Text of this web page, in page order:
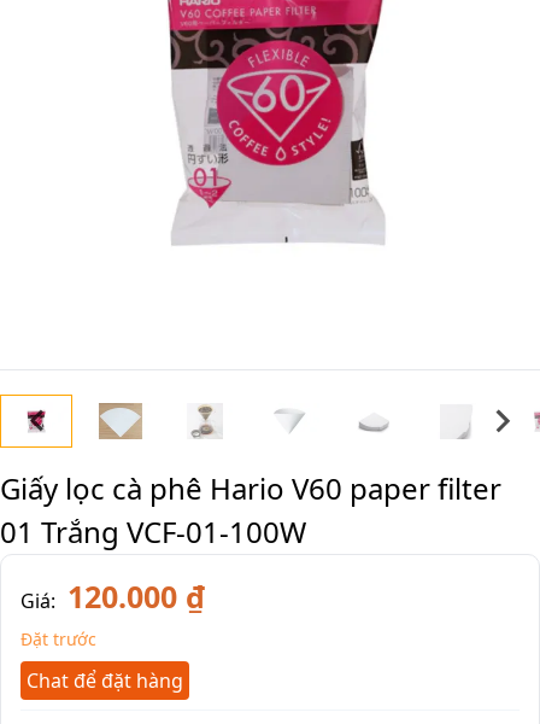
Giấy lọc cà phê Hario V60 paper filter
01 Trắng VCF-01-100W
Giá: 120.000 ₫
Đặt trước
Chat để đặt hàng